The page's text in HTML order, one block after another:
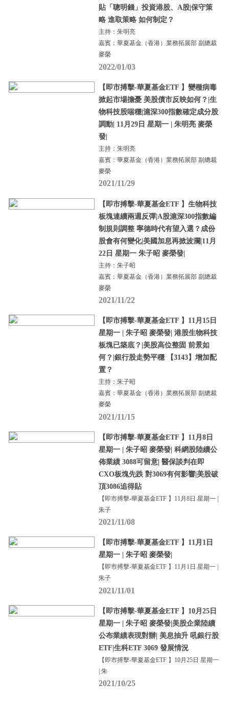
貼「聰明錢」投資港股、A股|保守策
略 進取策略 如何制定？
主持：朱明亮
嘉賓：華夏基金（香港）業務拓展部 副總裁
麥榮
2022/01/03
【即市搏擊-華夏基金ETF 】變種病毒
掀起市場擔憂 美股債市反映如何？|生
物科技股喘穩|滬深300指數確定成分股
調動| 11月29日 星期一 | 朱明亮 麥榮
發|
主持：朱明亮
嘉賓：華夏基金（香港）業務拓展部 副總裁
麥榮
2021/11/29
【即市搏擊-華夏基金ETF 】生物科技
板塊連續兩週反彈|A股滬深300指數編
制規則調整 寧德時代有望入選？成份
股會有何變化|美國加息再掀波瀾|11月
22日 星期一 朱子昭 麥榮發|
主持：朱子昭
嘉賓：華夏基金（香港）業務拓展部 副總裁
麥榮
2021/11/22
【即市搏擊-華夏基金ETF 】11月15日
星期一 | 朱子昭 麥榮發| 港股生物科技
板塊已築底？|美股高位整固 前景如
何？|銀行股走勢平穩 【3143】增加配
置？
主持：朱子昭
嘉賓：華夏基金（香港）業務拓展部 副總裁
麥榮
2021/11/15
【即市搏擊-華夏基金ETF 】11月8日
星期一 | 朱子昭 麥榮發| 科網股陸續公
佈業績 3088可留意| 醫保談判在即
CXO板塊先跌 對3069有何影響|美股破
頂3086追得貼
【即市搏擊-華夏基金ETF 】11月8日 星期一 |
朱子
2021/11/08
【即市搏擊-華夏基金ETF 】11月1日
星期一 | 朱子昭 麥榮發|
【即市搏擊-華夏基金ETF 】11月1日 星期一 |
朱子
2021/11/01
【即市搏擊-華夏基金ETF 】10月25日
星期一 | 朱子昭 麥榮發|美股企業陸續
公布業績表現對辦| 美息抽升 吼銀行股
ETF|生科ETF 3069 發展情況
【即市搏擊-華夏基金ETF 】10月25日 星期一
| 朱
2021/10/25